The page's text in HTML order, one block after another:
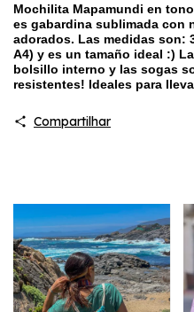
Mochilita Mapamundi en
es gabardina sublimada con
adorados. Las medidas son:
A4) y es un tamaño ideal :)
bolsillo interno y las sogas
resistentes! Ideales para
Compartilhar